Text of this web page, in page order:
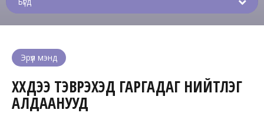
Эрүүл мэнд
ХҮҮХДЭЭ ТЭВРЭХЭД ГАРГАДАГ НИЙТЛЭГ
АЛДААНУУД